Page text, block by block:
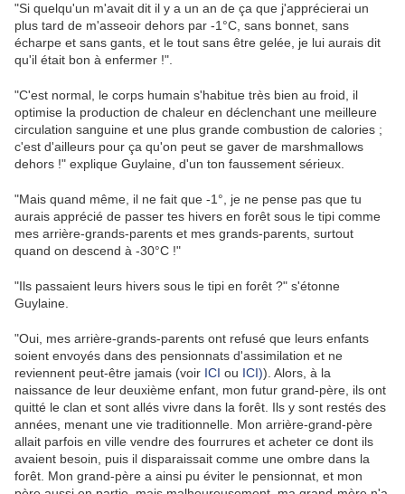
"Si quelqu'un m'avait dit il y a un an de ça que j'apprécierai un
plus tard de m'asseoir dehors par -1°C, sans bonnet, sans
écharpe et sans gants, et le tout sans être gelée, je lui aurais dit
qu'il était bon à enfermer !".
"C'est normal, le corps humain s'habitue très bien au froid, il
optimise la production de chaleur en déclenchant une meilleure
circulation sanguine et une plus grande combustion de calories ;
c'est d'ailleurs pour ça qu'on peut se gaver de marshmallows
dehors !" explique Guylaine, d'un ton faussement sérieux.
"Mais quand même, il ne fait que -1°, je ne pense pas que tu
aurais apprécié de passer tes hivers en forêt sous le tipi comme
mes arrière-grands-parents et mes grands-parents, surtout
quand on descend à -30°C !"
"Ils passaient leurs hivers sous le tipi en forêt ?" s'étonne
Guylaine.
"Oui, mes arrière-grands-parents ont refusé que leurs enfants
soient envoyés dans des pensionnats d'assimilation et ne
reviennent peut-être jamais (voir ICI ou ICI)). Alors, à la
naissance de leur deuxième enfant, mon futur grand-père, ils ont
quitté le clan et sont allés vivre dans la forêt. Ils y sont restés des
années, menant une vie traditionnelle. Mon arrière-grand-père
allait parfois en ville vendre des fourrures et acheter ce dont ils
avaient besoin, puis il disparaissait comme une ombre dans la
forêt. Mon grand-père a ainsi pu éviter le pensionnat, et mon